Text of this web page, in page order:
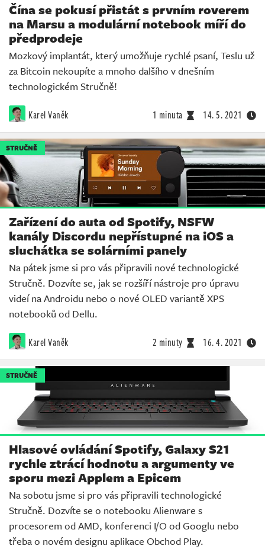
Čína se pokusí přistát s prvním roverem
na Marsu a modulární notebook míří do
předprodeje
Mozkový implantát, který umožňuje rychlé psaní, Teslu už
za Bitcoin nekoupíte a mnoho dalšího v dnešním
technologickém Stručně!
Karel Vaněk 1 minuta 14. 5. 2021
STRUČNĚ
Zařízení do auta od Spotify, NSFW
kanály Discordu nepřístupné na iOS a
sluchátka se solárními panely
Na pátek jsme si pro vás připravili nové technologické
Stručně. Dozvíte se, jak se rozšíří nástroje pro úpravu
videí na Androidu nebo o nové OLED variantě XPS
notebooků od Dellu.
Karel Vaněk 2 minuty 16. 4. 2021
STRUČNĚ
Hlasové ovládání Spotify, Galaxy S21
rychle ztrácí hodnotu a argumenty ve
sporu mezi Applem a Epicem
Na sobotu jsme si pro vás připravili technologické
Stručně. Dozvíte se o notebooku Alienware s
procesorem od AMD, konferenci I/O od Googlu nebo
třeba o novém designu aplikace Obchod Play.